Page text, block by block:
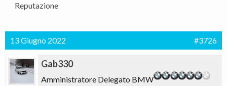
Reputazione
13 Giugno 2022 #3726
Gab330
Amministratore Delegato BMW